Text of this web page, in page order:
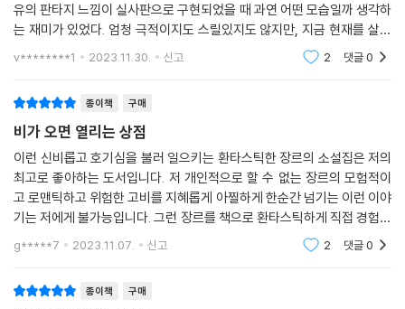
이 소설은 2023년 런던도서전에도 사전 소개되었고, “해리포터 시리즈나
지브리 애니메이션을 떠올리게 한다”라는 평가를 받으며 출간 전부터 큰
화제가 되었다. 폴란드, 포르투갈, 이탈리아, 일본, 대만, 러시아 등 6개국
지금 삶에 지쳐 위로를 받고 싶다면, 혹은 새로운 도전을 앞두고 용기를 얻
고 싶다면, 전 세계가 기다리는 힐링 판타지 소설 『비가 오면 열리는 상점』
을 읽어보자.
유의 판타지 느낌이 실사판으로 구현되었을 때 과연 어떤 모습일까 생각하
는 재미가 있었다. 엄청 극적이지도 스릴있지도 않지만, 지금 현재를 살고
있는 나에게 행복이란 무엇인지, 어떤 삶을 살아가고 싶은지, 내가 꿈꾸고
v********1 2023.11.30. 신고 2 댓글0
종이책 구매
비가 오면 열리는 상점
이런 신비롭고 호기심을 불러 일으키는 환타스틱한 장르의 소설집은 저의
최고로 좋아하는 도서입니다. 저 개인적으로 할 수 없는 장르의 모험적이
고 로맨틱하고 위험한 고비를 지혜롭게 아찔하게 한순간 넘기는 이런 이야
기는 저에게 불가능입니다. 그런 장르를 책으로 환타스틱하게 직접 경험한
것 처럼 풀어서 읽도록 해 주시니 저의 스트레스가 풀어지는 것 같아 좋았
습니다.그 책 한
g*****7 2023.11.07. 신고 2 댓글0
종이책 구매